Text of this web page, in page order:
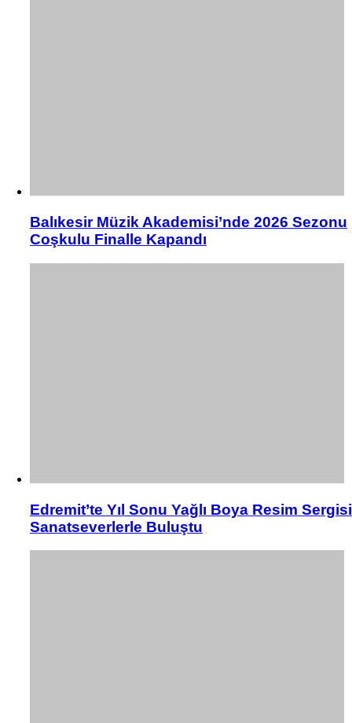
Balıkesir Müzik Akademisi’nde 2026 Sezonu
Coşkulu Finalle Kapandı
Edremit’te Yıl Sonu Yağlı Boya Resim Sergisi
Sanatseverlerle Buluştu